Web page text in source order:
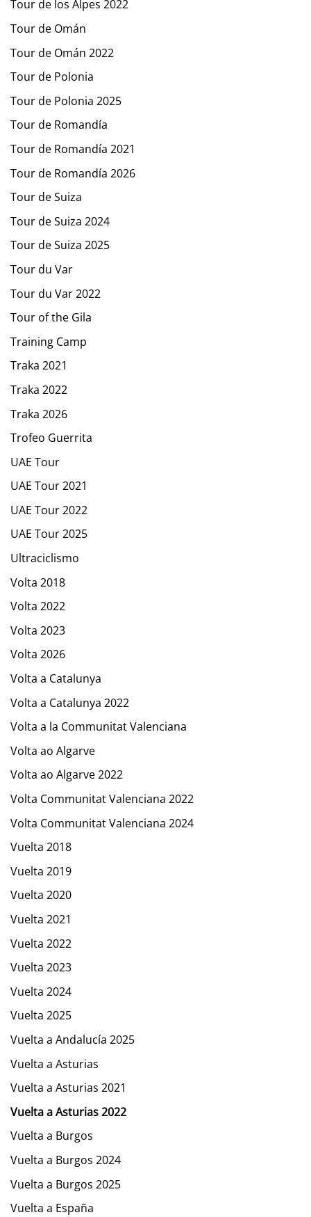
Tour de los Alpes 2022
Tour de Omán
Tour de Omán 2022
Tour de Polonia
Tour de Polonia 2025
Tour de Romandía
Tour de Romandía 2021
Tour de Romandía 2026
Tour de Suiza
Tour de Suiza 2024
Tour de Suiza 2025
Tour du Var
Tour du Var 2022
Tour of the Gila
Training Camp
Traka 2021
Traka 2022
Traka 2026
Trofeo Guerrita
UAE Tour
UAE Tour 2021
UAE Tour 2022
UAE Tour 2025
Ultraciclismo
Volta 2018
Volta 2022
Volta 2023
Volta 2026
Volta a Catalunya
Volta a Catalunya 2022
Volta a la Communitat Valenciana
Volta ao Algarve
Volta ao Algarve 2022
Volta Communitat Valenciana 2022
Volta Communitat Valenciana 2024
Vuelta 2018
Vuelta 2019
Vuelta 2020
Vuelta 2021
Vuelta 2022
Vuelta 2023
Vuelta 2024
Vuelta 2025
Vuelta a Andalucía 2025
Vuelta a Asturias
Vuelta a Asturias 2021
Vuelta a Asturias 2022
Vuelta a Burgos
Vuelta a Burgos 2024
Vuelta a Burgos 2025
Vuelta a España